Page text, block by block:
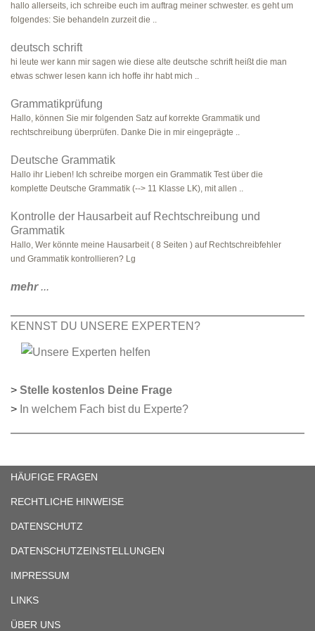
hallo allerseits, ich schreibe euch im auftrag meiner schwester. es geht um
folgendes: Sie behandeln zurzeit die ..
deutsch schrift
hi leute wer kann mir sagen wie diese alte deutsche schrift heißt die man
etwas schwer lesen kann ich hoffe ihr habt mich ..
Grammatikprüfung
Hallo, können Sie mir folgenden Satz auf korrekte Grammatik und
rechtschreibung überprüfen. Danke Die in mir eingeprägte ..
Deutsche Grammatik
Hallo ihr Lieben! Ich schreibe morgen ein Grammatik Test über die
komplette Deutsche Grammatik (--> 11 Klasse LK), mit allen ..
Kontrolle der Hausarbeit auf Rechtschreibung und
Grammatik
Hallo, Wer könnte meine Hausarbeit ( 8 Seiten ) auf Rechtschreibfehler
und Grammatik kontrollieren? Lg
mehr...
KENNST DU UNSERE EXPERTEN?
> Stelle kostenlos Deine Frage
> In welchem Fach bist du Experte?
HÄUFIGE FRAGEN
RECHTLICHE HINWEISE
DATENSCHUTZ
DATENSCHUTZEINSTELLUNGEN
IMPRESSUM
LINKS
ÜBER UNS